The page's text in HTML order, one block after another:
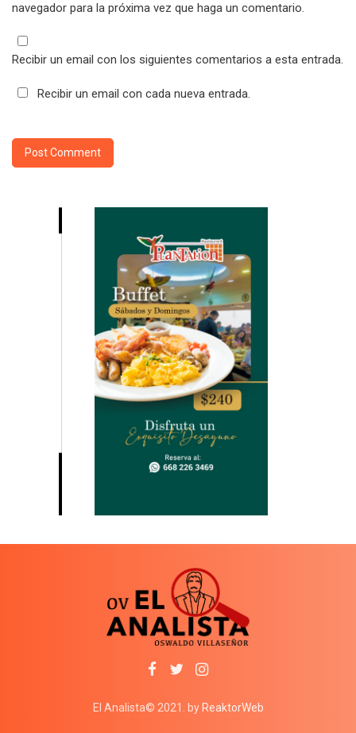
navegador para la próxima vez que haga un comentario.
Recibir un email con los siguientes comentarios a esta entrada.
Recibir un email con cada nueva entrada.
El Analista© 2021. by ReaktorWeb